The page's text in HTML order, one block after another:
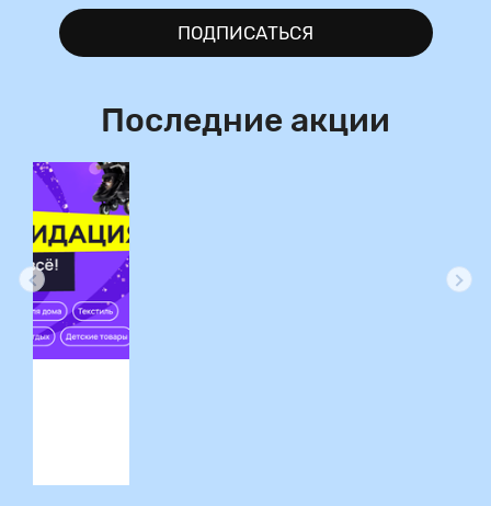
ПОДПИСАТЬСЯ
Последние акции